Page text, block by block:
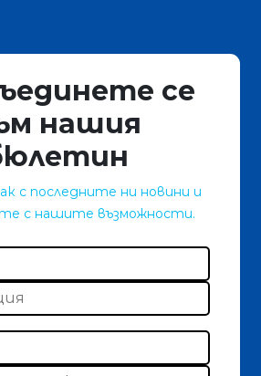
се
нашия
с последните ни новини и
с нашите възможности.